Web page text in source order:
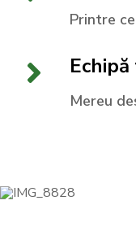
Printre
Mereu